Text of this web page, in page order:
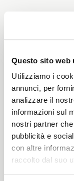
Questo sito web
Utilizziamo i
annunci, per
analizzare il
informazioni sul
nostri partner
pubblicità e
con altre
raccolto dal suo